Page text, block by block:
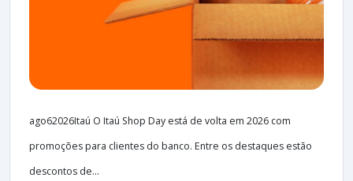
ago62026Itaú O Itaú Shop Day está de volta em 2026 com
promoções para clientes do banco. Entre os destaques estão
descontos de...